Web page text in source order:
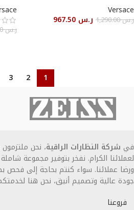
Versace
ر.س1,290.00 ر.س
ر.س1,160.00
1
2
3
في شركة النظارات الراقية، نحن
لعملائنا الكرام. نفخر بتوفير مجموعة
ورضا عملائنا. سواء كنتم بحاجة إلى فحص
جودة عالية وتصميم أنيق، نحن هنا
فروعنا